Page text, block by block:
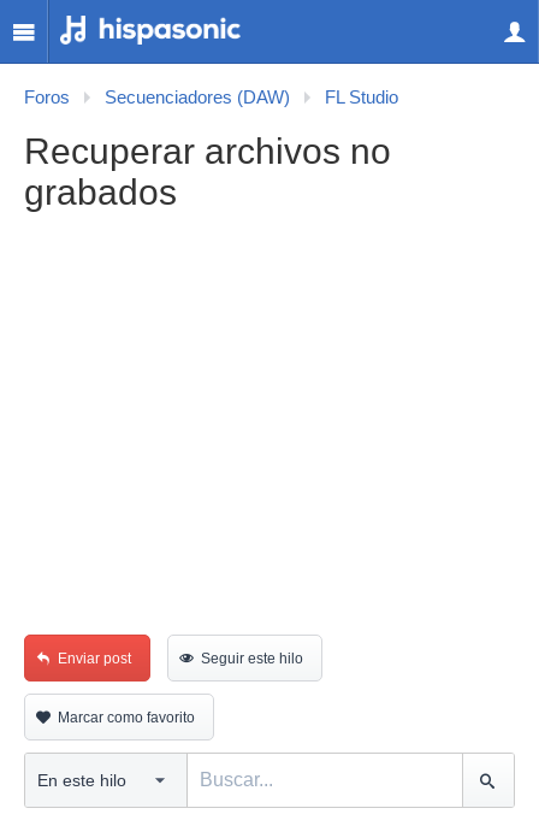
Foros Secuenciadores (DAW) FL Studio
Recuperar archivos no
grabados
Enviar post Seguir este hilo
Marcar como favorito